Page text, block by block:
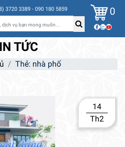
3720 3389 - 090 180 5859 0
TỨC
Thẻ: nhà phố
14
Th2